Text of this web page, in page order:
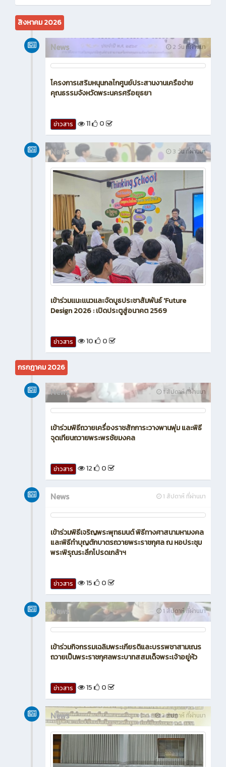
สิงหาคม 2026
2 วัน ที่ผ่านมา
News
โครงการเสริมหนุนกลไกศูนย์ประสานงานเครือข่าย
คุณธรรมจังหวัดพระนครศรีอยุธยา
ข่าวสาร 11 0
3 วัน ที่ผ่านมา
News
เข้าร่วมเเนะเเนวเเละจัดบูธประชาสัมพันธ์ 'Future
Design 2026 : เปิดประตูสู่อนาคต 2569
ข่าวสาร 10 0
กรกฎาคม 2026
1 สัปดาห์ ที่ผ่านมา
News
เข้าร่วมพิธีถวายเครื่องราชสักการะวางพานพุ่ม และพิธี
จุดเทียนถวายพระพรชัยมงคล
ข่าวสาร 12 0
1 สัปดาห์ ที่ผ่านมา
News
เข้าร่วมพิธีเจริญพระพุทธมนต์ พิธีทางศาสนามหามงคล
และพิธีทำบุญตักบาตรถวายพระราชกุศล ณ หอประชุม
พระพิรุณระลึกโปรดเกล้าฯ
ข่าวสาร 15 0
1 สัปดาห์ ที่ผ่านมา
News
เข้าร่วมกิจกรรมเฉลิมพระเกียรติและบรรพชาสามเณร
ถวายเป็นพระราชกุศลพระบาทสสมเด็จพระเจ้าอยู่หัว
ข่าวสาร 15 0
2 สัปดาห์ ที่ผ่านมา
News